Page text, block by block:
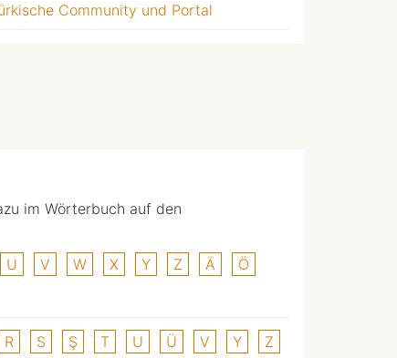
Community und Portal
im Wörterbuch auf den
U V W X Y Z Ä
Ö
R S Ş T U Ü V Y Z